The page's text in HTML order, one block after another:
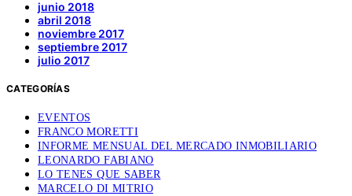
junio 2018
abril 2018
noviembre 2017
septiembre 2017
julio 2017
CATEGORÍAS
EVENTOS
FRANCO MORETTI
INFORME MENSUAL DEL MERCADO INMOBILIARIO
LEONARDO FABIANO
LO TENES QUE SABER
MARCELO DI MITRIO